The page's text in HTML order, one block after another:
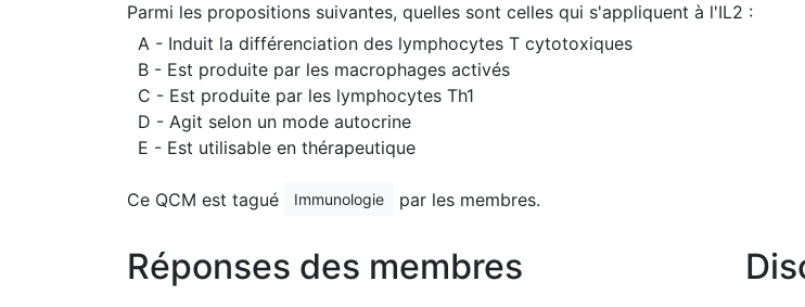
Parmi les propositions suivantes, quelles sont celles qui s'appliquent à l'IL2 :
A - Induit la différenciation des lymphocytes T cytotoxiques
B - Est produite par les macrophages activés
C - Est produite par les lymphocytes Th1
D - Agit selon un mode autocrine
E - Est utilisable en thérapeutique
Ce QCM est tagué Immunologie par les membres.
Réponses des membres